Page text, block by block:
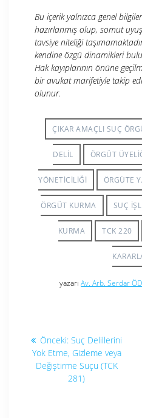
Bu içerik yalnızca genel
hazırlanmış olup, somut
tavsiye niteliği
kendine özgü dinamikleri
Hak kayıplarının önüne
bir avukat marifetiyle takip
olunur.
ÇIKAR AMAÇLI SUÇ
DELIL ÖRGÜT
YÖNETICILIĞI ÖRGÜTE
ÖRGÜT KURMA SUÇ
KURMA TCK 220
yazarıAv. Arb. Serdar
Yazı
gezinmesi
Önceki: Önceki
yazı:
Suç Delillerini
Yok Etme, Gizleme veya
Değiştirme Suçu (TCK
281)